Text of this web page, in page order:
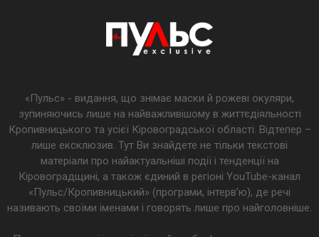
«Пульс» - видання, що знімає маски й рожеві окуляри,
зупиняючись лише на найважливішому в життєдіяльності
Кропивницького та усієї Кіровоградської області. Відтепер –
лише ексклюзив. Тут Ви знайдете не тільки текстові
матеріали про найактуальніші події і тенденції на
Кіровоградщині, а також єдиний в регіоні YouTube-канал
«Пульс/Кропивницький» (програми, інтерв’ю), де речі
називають своїми іменами і говорять лише про найголовніше.